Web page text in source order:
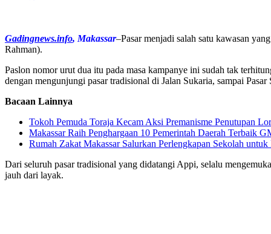
Gadingnews.info, Makassar–Pasar menjadi salah satu kawasan
Rahman).
Paslon nomor urut dua itu pada masa kampanye ini sudah tak
dengan mengunjungi pasar tradisional di Jalan Sukaria, sampai
Bacaan Lainnya
Tokoh Pemuda Toraja Kecam Aksi Premanisme Penutupan
Makassar Raih Penghargaan 10 Pemerintah Daerah Terbaik
Rumah Zakat Makassar Salurkan Perlengkapan Sekolah
Dari seluruh pasar tradisional yang didatangi Appi, selalu
jauh dari layak.